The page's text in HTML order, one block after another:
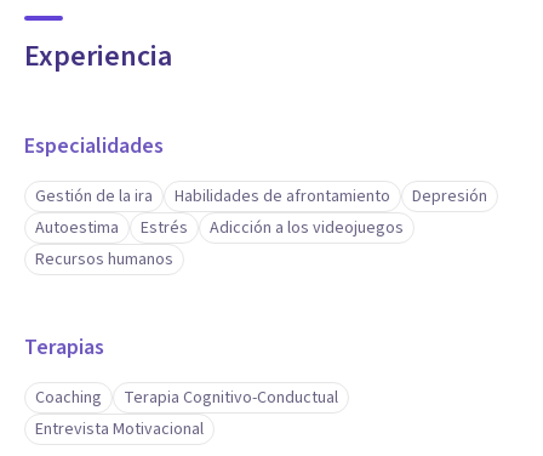
Experiencia
Especialidades
Gestión de la ira Habilidades de afrontamiento
Depresión
Autoestima
Estrés
Adicción a los videojuegos
Recursos humanos
Terapias
Coaching
Terapia Cognitivo-Conductual
Entrevista Motivacional